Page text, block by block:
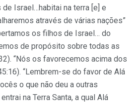
Israel…habitai na terra [e] e
através de várias nações”
os filhos de Israel… do
de propósito sobre todas as
“Nós os favorecemos acima dos
“Lembrem-se do favor de Alá
o que não deu a outras
na Terra Santa, a qual Alá